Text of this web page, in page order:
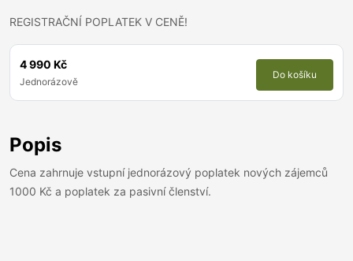
REGISTRAČNÍ POPLATEK V CENĚ!
4 990 Kč
Jednorázově
Do košíku
Popis
Cena zahrnuje vstupní jednorázový poplatek nových zájemců
1000 Kč a poplatek za pasivní členství.